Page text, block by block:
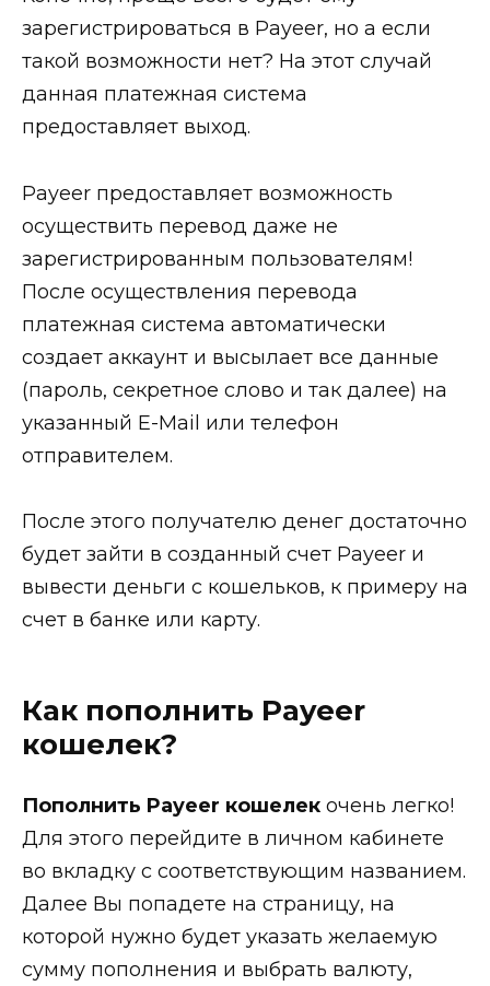
зарегистрироваться в Payeer, но а если
такой возможности нет? На этот случай
данная платежная система
предоставляет выход.
Payeer предоставляет возможность
осуществить перевод даже не
зарегистрированным пользователям!
После осуществления перевода
платежная система автоматически
создает аккаунт и высылает все данные
(пароль, секретное слово и так далее) на
указанный E-Mail или телефон
отправителем.
После этого получателю денег достаточно
будет зайти в созданный счет Payeer и
вывести деньги с кошельков, к примеру на
счет в банке или карту.
Как пополнить Payeer
кошелек?
Пополнить Payeer кошелек очень легко!
Для этого перейдите в личном кабинете
во вкладку с соответствующим названием.
Далее Вы попадете на страницу, на
которой нужно будет указать желаемую
сумму пополнения и выбрать валюту,